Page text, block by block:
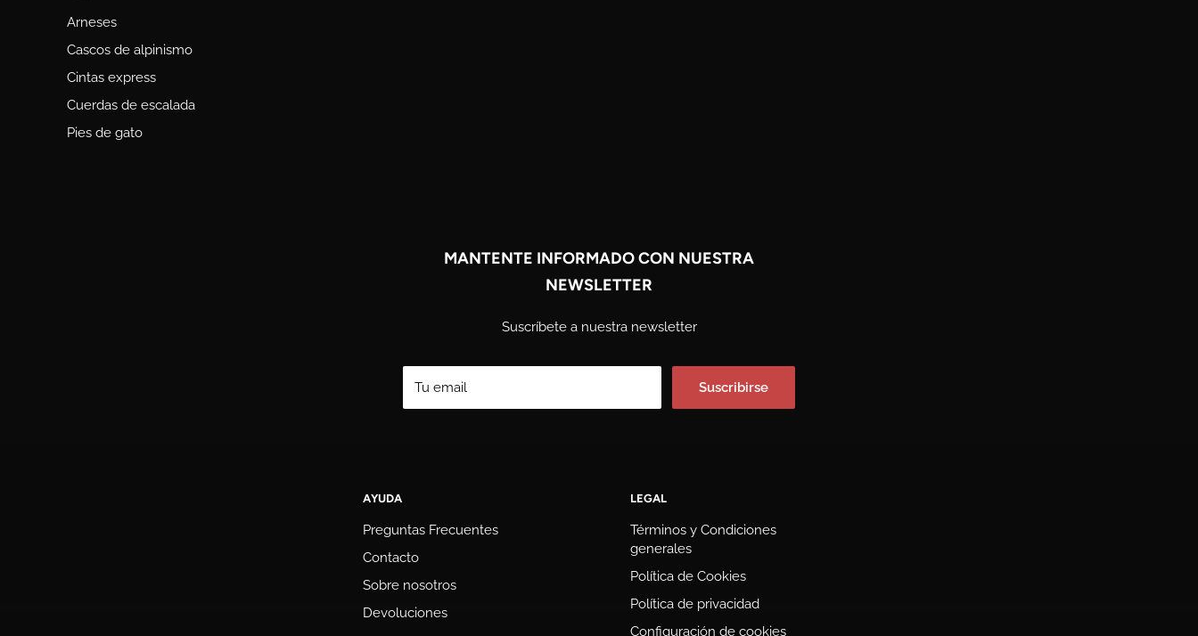
Arneses
Cascos de alpinismo
Cintas express
Cuerdas de escalada
Pies de gato
MANTENTE INFORMADO CON NUESTRA
NEWSLETTER
Suscríbete a nuestra newsletter
Tu email Suscribirse
AYUDA
Preguntas Frecuentes
Contacto
Sobre nosotros
Devoluciones
LEGAL
Términos y Condiciones
generales
Política de Cookies
Política de privacidad
Configuración de cookies